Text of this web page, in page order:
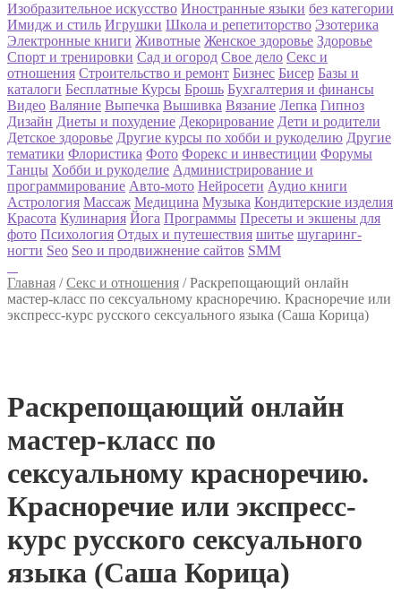
Изобразительное искусство Иностранные языки без категории
Имидж и стиль Игрушки Школа и репетиторство Эзотерика
Электронные книги Животные Женское здоровье Здоровье
Спорт и тренировки Сад и огород Свое дело Секс и
отношения Строительство и ремонт Бизнес Бисер Базы и
каталоги Бесплатные Курсы Брошь Бухгалтерия и финансы
Видео Валяние Выпечка Вышивка Вязание Лепка Гипноз
Дизайн Диеты и похудение Декорирование Дети и родители
Детское здоровье Другие курсы по хобби и рукоделию Другие
тематики Флористика Фото Форекс и инвестиции Форумы
Танцы Хобби и рукоделие Администрирование и
программирование Авто-мото Нейросети Аудио книги
Астрология Массаж Медицина Музыка Кондитерские изделия
Красота Кулинария Йога Программы Пресеты и экшены для
фото Психология Отдых и путешествия шитье шугаринг-
ногти Seo Seo и продвижнение сайтов SMM
Главная /Секс и отношения /Раскрепощающий онлайн
мастер-класс по сексуальному красноречию. Красноречие или
экспресс-курс русского сексуального языка (Саша Корица)
Раскрепощающий онлайн
мастер-класс по
сексуальному красноречию.
Красноречие или экспресс-
курс русского сексуального
языка (Саша Корица)